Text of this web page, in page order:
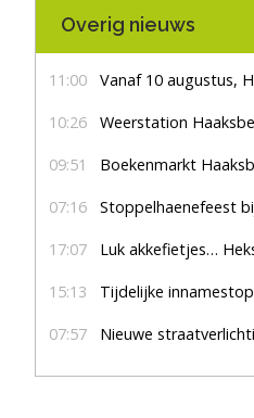
Overig nieuws
11:00 Vanaf 10 augustus,
10:26 Weerstation
09:51 Boekenmarkt Haaksbergen
07:16 Stoppelhaenefeest bij
17:07 Luk akkefietjes…
15:13 Tijdelijke
07:57 Nieuwe straatverlichting